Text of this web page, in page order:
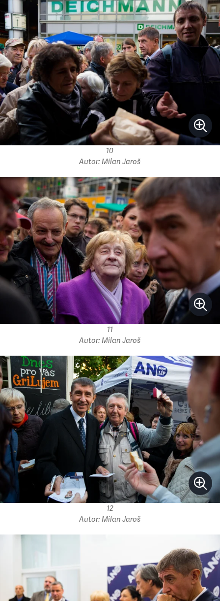
10
Autor: Milan Jaroš
11
Autor: Milan Jaroš
12
Autor: Milan Jaroš